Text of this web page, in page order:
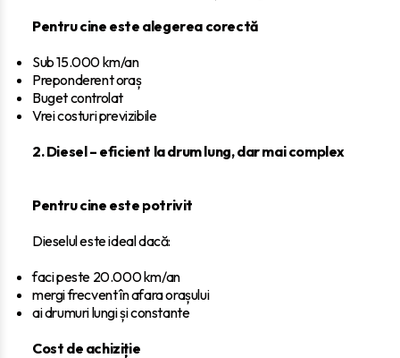
Pentru cine este alegerea corectă
Sub 15.000 km/an
Preponderent oraș
Buget controlat
Vrei costuri previzibile
2. Diesel – eficient la drum lung, dar mai complex
Pentru cine este potrivit
Dieselul este ideal dacă:
faci peste 20.000 km/an
mergi frecvent în afara orașului
ai drumuri lungi și constante
Cost de achiziție